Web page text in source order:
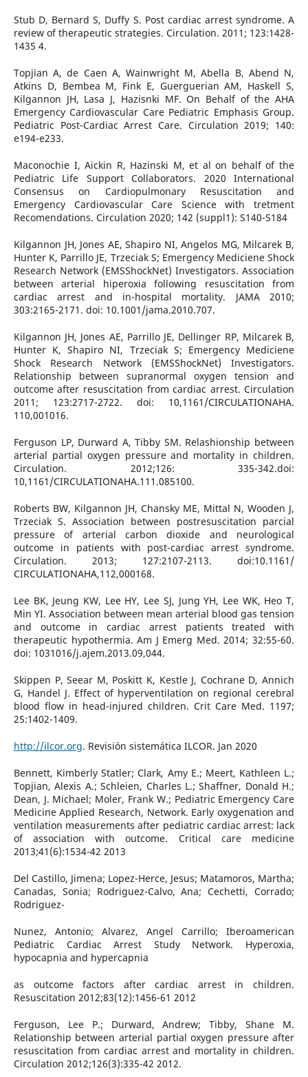
Stub D, Bernard S, Duffy S. Post cardiac arrest syndrome. A
review of therapeutic strategies. Circulation. 2011; 123:1428-
1435 4.
Topjian A, de Caen A, Wainwright M, Abella B, Abend N,
Atkins D, Bembea M, Fink E, Guerguerian AM, Haskell S,
Kilgannon JH, Lasa J, Hazisnki MF. On Behalf of the AHA
Emergency Cardiovascular Care Pediatric Emphasis Group.
Pediatric Post-Cardiac Arrest Care. Circulation 2019; 140:
e194-e233.
Maconochie I, Aickin R, Hazinski M, et al on behalf of the
Pediatric Life Support Collaborators. 2020 International
Consensus on Cardiopulmonary Resuscitation and
Emergency Cardiovascular Care Science with tretment
Recomendations. Circulation 2020; 142 (suppl1): S140-S184
Kilgannon JH, Jones AE, Shapiro NI, Angelos MG, Milcarek B,
Hunter K, Parrillo JE, Trzeciak S; Emergency Mediciene Shock
Research Network (EMSShockNet) Investigators. Association
between arterial hiperoxia following resuscitation from
cardiac arrest and in-hospital mortality. JAMA 2010;
303:2165-2171. doi: 10.1001/jama.2010.707.
Kilgannon JH, Jones AE, Parrillo JE, Dellinger RP, Milcarek B,
Hunter K, Shapiro NI, Trzeciak S; Emergency Mediciene
Shock Research Network (EMSShockNet) Investigators.
Relationship between supranormal oxygen tension and
outcome after resuscitation from cardiac arrest. Circulation
2011; 123:2717-2722. doi: 10,1161/CIRCULATIONAHA.
110,001016.
Ferguson LP, Durward A, Tibby SM. Relashionship between
arterial partial oxygen pressure and mortality in children.
Circulation. 2012;126: 335-342.doi:
10,1161/CIRCULATIONAHA.111.085100.
Roberts BW, Kilgannon JH, Chansky ME, Mittal N, Wooden J,
Trzeciak S. Association between postresuscitation parcial
pressure of arterial carbon dioxide and neurological
outcome in patients with post-cardiac arrest syndrome.
Circulation. 2013; 127:2107-2113. doi:10.1161/
CIRCULATIONAHA,112,000168.
Lee BK, Jeung KW, Lee HY, Lee SJ, Jung YH, Lee WK, Heo T,
Min YI. Association between mean arterial blood gas tension
and outcome in cardiac arrest patients treated with
therapeutic hypothermia. Am J Emerg Med. 2014; 32:55-60.
doi: 1031016/j.ajem.2013.09,044.
Skippen P, Seear M, Poskitt K, Kestle J, Cochrane D, Annich
G, Handel J. Effect of hyperventilation on regional cerebral
blood flow in head-injured children. Crit Care Med. 1197;
25:1402-1409.
http://ilcor.org. Revisión sistemática ILCOR. Jan 2020
Bennett, Kimberly Statler; Clark, Amy E.; Meert, Kathleen L.;
Topjian, Alexis A.; Schleien, Charles L.; Shaffner, Donald H.;
Dean, J. Michael; Moler, Frank W.; Pediatric Emergency Care
Medicine Applied Research, Network. Early oxygenation and
ventilation measurements after pediatric cardiac arrest: lack
of association with outcome. Critical care medicine
2013;41(6):1534-42 2013
Del Castillo, Jimena; Lopez-Herce, Jesus; Matamoros, Martha;
Canadas, Sonia; Rodriguez-Calvo, Ana; Cechetti, Corrado;
Rodriguez-
Nunez, Antonio; Alvarez, Angel Carrillo; Iberoamerican
Pediatric Cardiac Arrest Study Network. Hyperoxia,
hypocapnia and hypercapnia
as outcome factors after cardiac arrest in children.
Resuscitation 2012;83(12):1456-61 2012
Ferguson, Lee P.; Durward, Andrew; Tibby, Shane M.
Relationship between arterial partial oxygen pressure after
resuscitation from cardiac arrest and mortality in children.
Circulation 2012;126(3):335-42 2012.